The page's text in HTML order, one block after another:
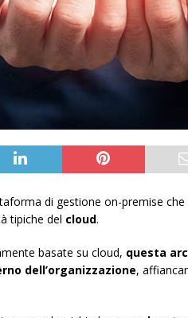
di gestione on-premise che
tipiche del cloud.
basate su cloud, questa
dell’organizzazione,